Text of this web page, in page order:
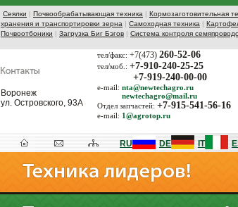
Сеялки | Почвообрабатывающая техника | Кормозаготовительная
хранения и транспортировки зерна | Самоходная техника |
Почвоотбоники | Загрузка Биг Бэгов | Система контроля
Воронеж
ул. Островского, 93А
тел/факс: +7(473) 260-52-06
тел/моб.: +7-910-240-25-25
+7-919-240-00-00
e-mail: nta@newtechagro.ru
newtechagro@mail.ru
Отдел запчастей: +7-915-541-56-16
e-mail: 1@agrotop.ru
RU DE IT